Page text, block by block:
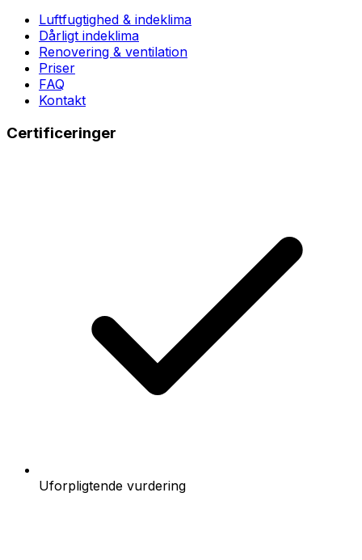
Luftfugtighed & indeklima
Dårligt indeklima
Renovering & ventilation
Priser
FAQ
Kontakt
Certificeringer
Uforpligtende vurdering